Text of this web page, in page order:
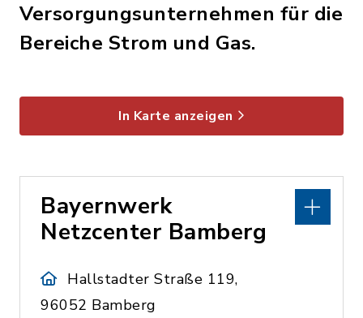
Versorgungsunternehmen für die
Bereiche Strom und Gas.
In Karte anzeigen
Bayernwerk
Netzcenter Bamberg
Hallstadter Straße 119,
96052 Bamberg